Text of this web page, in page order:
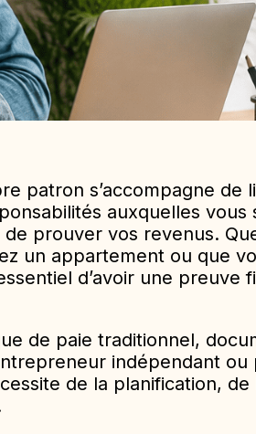
patron s’accompagne de
auxquelles
prouver vos revenus.
un appartement ou que
d’avoir une preuve
de paie traditionnel,
indépendant ou
de la planification,